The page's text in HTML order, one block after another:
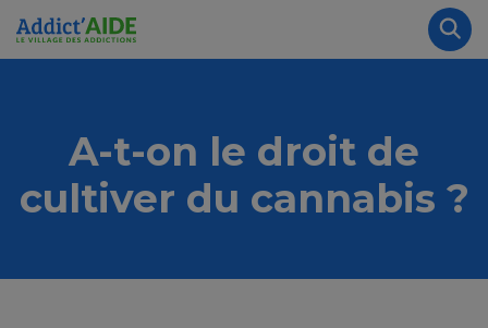
Aller au contenu principal
A-t-on le droit de
cultiver du cannabis ?
Panneau de gestion des cookies